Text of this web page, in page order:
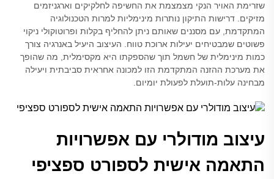
שזרימת האויר הנקי מצמצמת את החשיפה לחלקיקים וארגניזמים
מזיקים. דרישות התיקון נותרות מינימליות למרות הטכנולוגיה
המתקדמת, עם מסננים שאותם ניתן להחליף בקלות ופרוטוקולי ניקוי
פשוטים שמבטיחים יעילות ארוכת טווח. העיצוב היעיל באנרגיה צורך
כמות מינימלית של חשמל תוך שהספקתו היא מקסימלית, מה שהופך
את מערכת ההזנה המתקדמת הזו למכונה אחראית סביבתית ויעילה
מבחינה עלות-תועלת לפעולת יומיום.
עיצוב מודולרי עם אפשרויות
התאמה אישית לספורט ספציפי